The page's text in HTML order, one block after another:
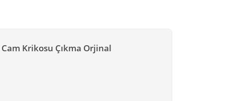
Krikosu Çıkma Orjinal